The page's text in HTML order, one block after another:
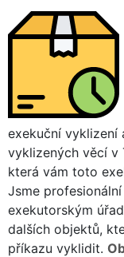
exekuční vyklizení
vyklizených věcí v
která vám toto
Jsme
exekutorským
dalších objektů,
příkazu vyklidit.